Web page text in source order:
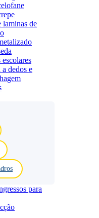
laminas de
escolares
dedos e
para